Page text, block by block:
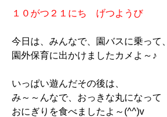
１０がつ２１にち げつようび
今日は、みんなで、園バスに乗って、
園外保育に出かけましたカメよ～♪
いっぱい遊んだその後は、
み～～んなで、おっきな丸になって
おにぎりを食べましたよ～(^^)v